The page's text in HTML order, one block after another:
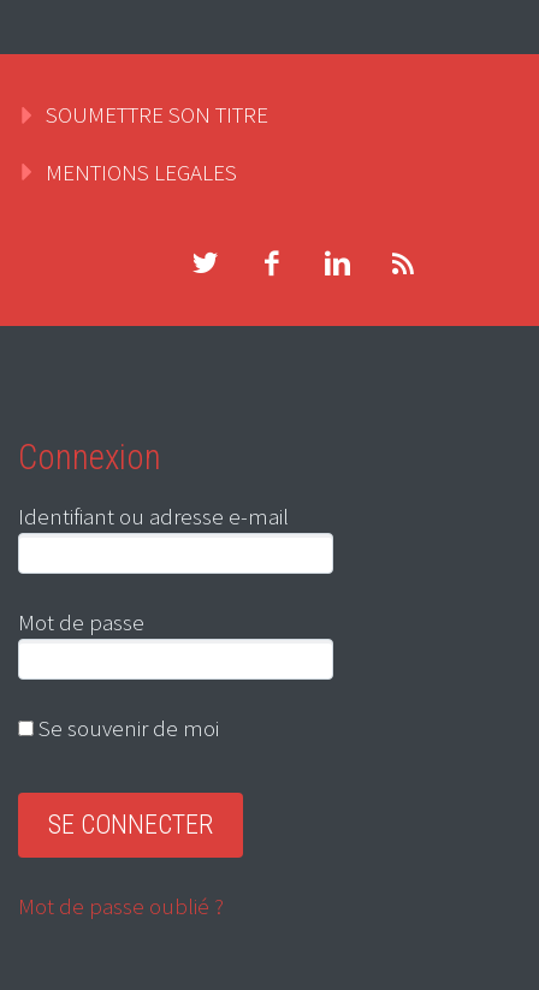
SOUMETTRE SON TITRE
MENTIONS LEGALES
Connexion
Identifiant ou adresse e-mail
Mot de passe
Se souvenir de moi
Mot de passe oublié ?